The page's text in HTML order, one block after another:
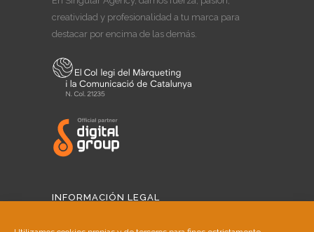
creatividad y profesionalidad a tu marca para
destacar por encima de las demás.
INFORMACIÓN LEGAL